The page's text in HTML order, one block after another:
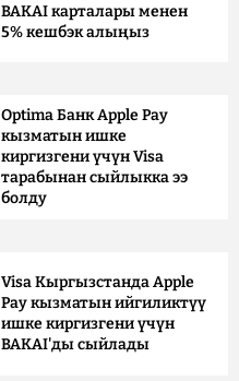
BAKAI карталары менен
5% кешбэк алыңыз
Optima Банк Apple Pay
кызматын ишке
киргизгени үчүн Visa
тарабынан сыйлыкка ээ
болду
Visa Кыргызстанда Apple
Pay кызматын ийгиликтүү
ишке киргизгени үчүн
BAKAI'ды сыйлады